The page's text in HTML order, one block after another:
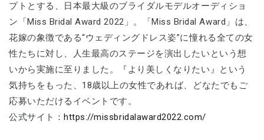
プトとする、日本最大級のブライダルモデルオーディショ
ン「Miss Bridal Award 2022」。「Miss Bridal Award」は、
花嫁の象徴である“ウェディングドレス姿”に憧れる全ての女
性たちに対し、人生最高のステージを演出したいという想
いから実施に至りました。『より美しくなりたい』という
気持ちをもった、18歳以上の女性であれば、どなたでもご
応募いただけるイベントです。
公式サイト：https://missbridalaward2022.com/